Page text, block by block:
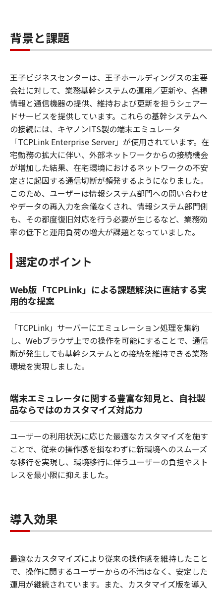
背景と課題
王子ビジネスセンターは、王子ホールディングスの主要
会社に対して、業務基幹システムの運用／更新や、各種
情報と通信機器の提供、維持および更新を担うシェアー
ドサービスを提供しています。これらの基幹システムへ
の接続には、キヤノンITS製の端末エミュレータ
「TCPLink Enterprise Server」が使用されています。在
宅勤務の拡大に伴い、外部ネットワークからの接続機会
が増加した結果、在宅環境におけるネットワークの不安
定さに起因する通信切断が頻発するようになりました。
このため、ユーザーは情報システム部門への問い合わせ
やデータの再入力を余儀なくされ、情報システム部門側
も、その都度復旧対応を行う必要が生じるなど、業務効
率の低下と運用負荷の増大が課題となっていました。
選定のポイント
Web版「TCPLink」による課題解決に直結する実
用的な提案
「TCPLink」サーバーにエミュレーション処理を集約
し、Webブラウザ上での操作を可能にすることで、通信
断が発生しても基幹システムとの接続を維持できる業務
環境を実現しました。
端末エミュレータに関する豊富な知見と、自社製
品ならではのカスタマイズ対応力
ユーザーの利用状況に応じた最適なカスタマイズを施す
ことで、従来の操作感を損なわずに新環境へのスムーズ
な移行を実現し、環境移行に伴うユーザーの負担やスト
レスを最小限に抑えました。
導入効果
最適なカスタマイズにより従来の操作感を維持したこと
で、操作に関するユーザーからの不満はなく、安定した
運用が継続されています。また、カスタマイズ版を導入